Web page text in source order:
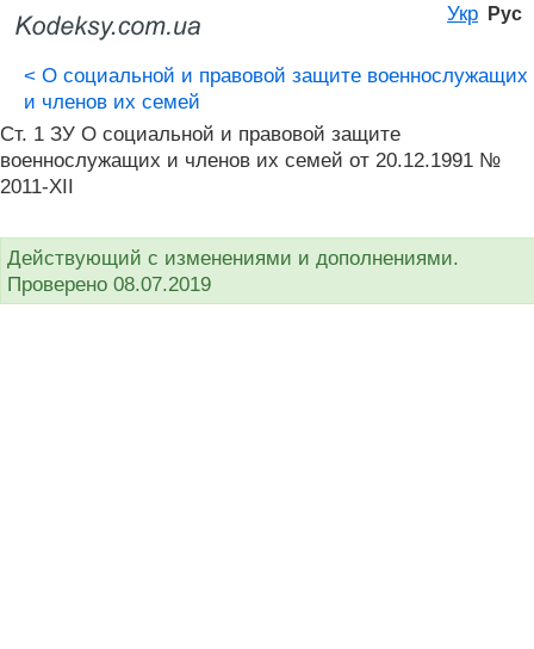
Укр Рус
< О социальной и правовой защите военнослужащих
и членов их семей
Ст. 1 ЗУ О социальной и правовой защите
военнослужащих и членов их семей от 20.12.1991 №
2011-XII
Действующий с изменениями и дополнениями.
Проверено 08.07.2019